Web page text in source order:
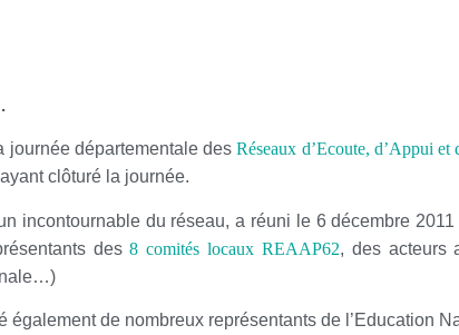
journée départementale desRéseaux d’Ecoute, d’Appui et
clôturé la journée.
incontournable du réseau, a réuni le 6 décembre
des8 comités locaux REAAP62, des acteurs
également de nombreux représentants de l’Education